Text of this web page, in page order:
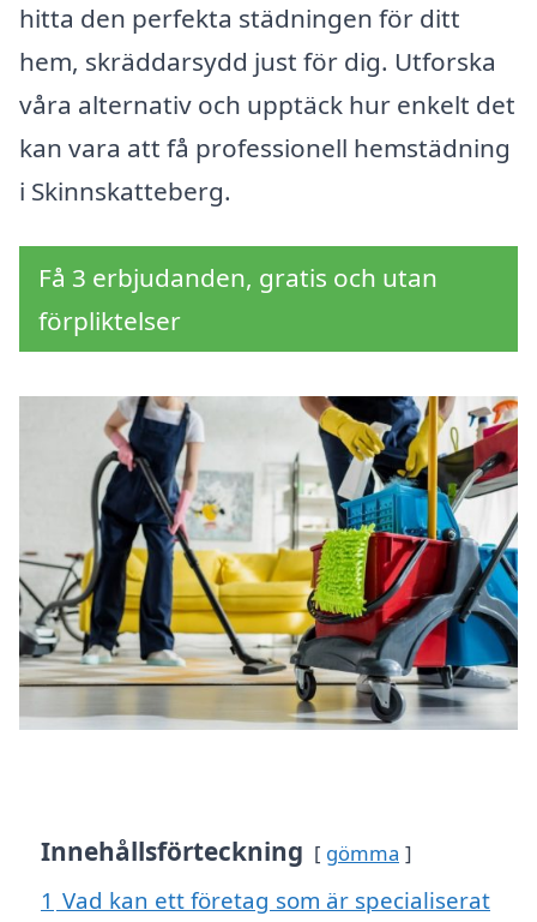
hitta den perfekta städningen för ditt
hem, skräddarsydd just för dig. Utforska
våra alternativ och upptäck hur enkelt det
kan vara att få professionell hemstädning
i Skinnskatteberg.
Få 3 erbjudanden, gratis och utan
förpliktelser
Innehållsförteckning gömma
1 Vad kan ett företag som är specialiserat